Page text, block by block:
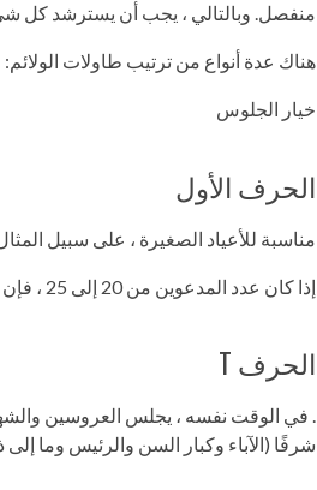
منفصل. وبالتالي ، يجب أن يسترشد كل
هناك عدة أنواع من ترتيب طاولات الولائم:
خيار الجلوس
الحرف الأول
مناسبة للأعياد الصغيرة ، على سبيل
إذا كان عدد المدعوين من 20 إلى 25 ، فإن ترتيب المقاعد يناسبك
الحرف T
. في الوقت نفسه ، يجلس العروسين
شرفًا (الآباء وكبار السن والرئيس وما